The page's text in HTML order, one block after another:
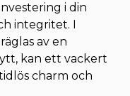
i din
integritet. I
av en
kan ett vackert
charm och